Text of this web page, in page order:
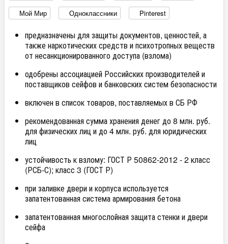
Мой Мир
Одноклассники Pinterest
предназначены для защиты документов, ценностей, а
также наркотических средств и психотропных веществ
от несанкционированного доступа (взлома)
одобрены ассоциацией Российских производителей и
поставщиков сейфов и банковских систем безопасности
включен в список товаров, поставляемых в СБ РФ
рекомендованная сумма хранения денег до 8 млн. руб.
для физических лиц и до 4 млн. руб. для юридических
лиц
устойчивость к взлому: ГОСТ Р 50862-2012 - 2 класс
(РСБ-С); класс 3 (ГОСТ Р)
при заливке двери и корпуса используется
запатентованная система армирования бетона
запатентованная многослойная защита стенки и двери
сейфа